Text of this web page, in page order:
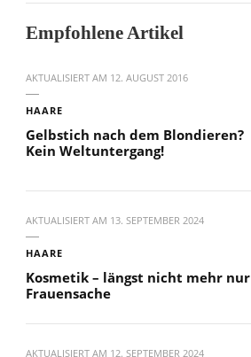
Empfohlene Artikel
AKTUALISIERT AM 12. AUGUST 2016
HAARE
Gelbstich nach dem Blondieren?
Kein Weltuntergang!
AKTUALISIERT AM 13. SEPTEMBER 2024
HAARE
Kosmetik – längst nicht mehr nur
Frauensache
AKTUALISIERT AM 12. SEPTEMBER 2024